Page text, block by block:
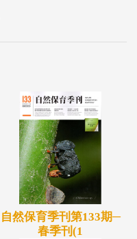
自然保育季刊第133期─
春季刊(1